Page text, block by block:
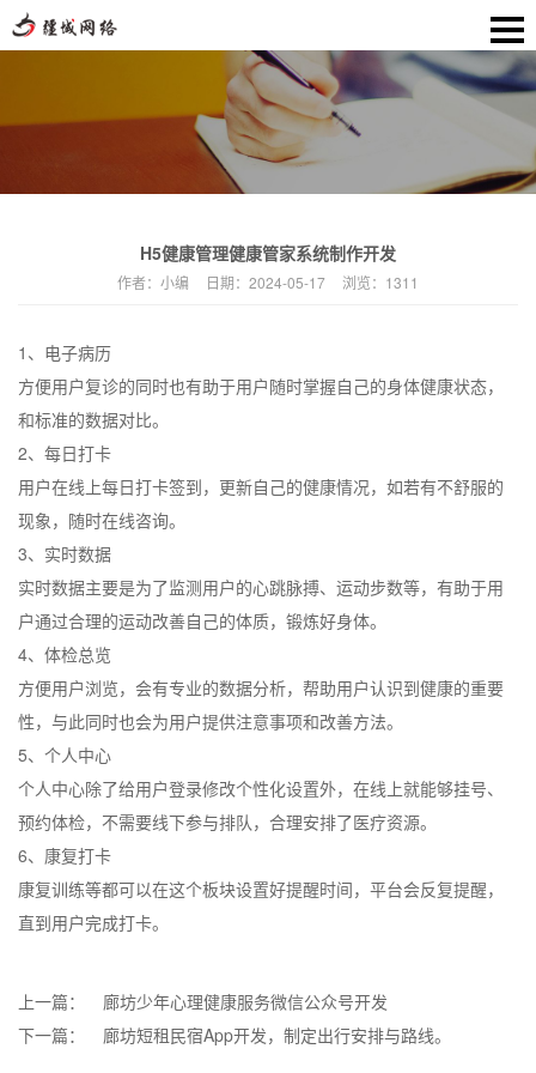
H5健康管理健康管家系统制作开发
作者： 小编 日期： 2024-05-17 浏览： 1311
1、电子病历
方便用户复诊的同时也有助于用户随时掌握自己的身体健康状态，
和标准的数据对比。
2、每日打卡
用户在线上每日打卡签到，更新自己的健康情况，如若有不舒服的
现象，随时在线咨询。
3、实时数据
实时数据主要是为了监测用户的心跳脉搏、运动步数等，有助于用
户通过合理的运动改善自己的体质，锻炼好身体。
4、体检总览
方便用户浏览，会有专业的数据分析，帮助用户认识到健康的重要
性，与此同时也会为用户提供注意事项和改善方法。
5、个人中心
个人中心除了给用户登录修改个性化设置外，在线上就能够挂号、
预约体检，不需要线下参与排队，合理安排了医疗资源。
6、康复打卡
康复训练等都可以在这个板块设置好提醒时间，平台会反复提醒，
直到用户完成打卡。
上一篇：
廊坊少年心理健康服务微信公众号开发
下一篇：
廊坊短租民宿App开发，制定出行安排与路线。